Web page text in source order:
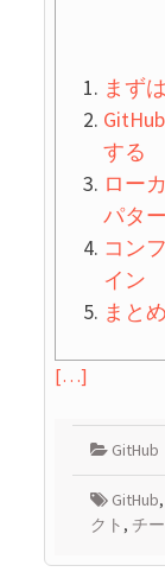
まず
する
ロー
パタ
コン
イン
まと
[…]
GitHub
GitHub,
クト , チ